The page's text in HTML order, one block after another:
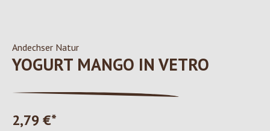
Andechser Natur
YOGURT MANGO IN VETRO
2,79 €*